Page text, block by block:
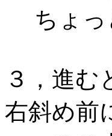
ちょっ
３，進む
右斜め前